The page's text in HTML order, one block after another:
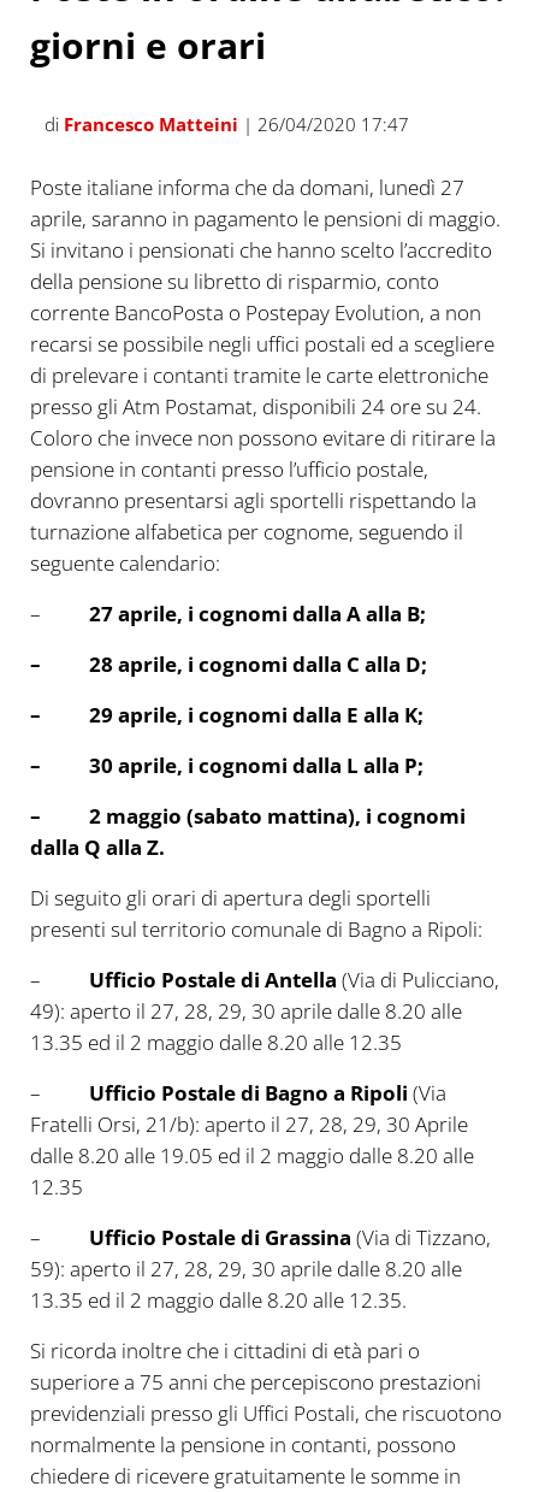
giorni e orari
di Francesco Matteini | 26/04/2020 17:47
Poste italiane informa che da domani, lunedì 27
aprile, saranno in pagamento le pensioni di maggio.
Si invitano i pensionati che hanno scelto l’accredito
della pensione su libretto di risparmio, conto
corrente BancoPosta o Postepay Evolution, a non
recarsi se possibile negli uffici postali ed a scegliere
di prelevare i contanti tramite le carte elettroniche
presso gli Atm Postamat, disponibili 24 ore su 24.
Coloro che invece non possono evitare di ritirare la
pensione in contanti presso l’ufficio postale,
dovranno presentarsi agli sportelli rispettando la
turnazione alfabetica per cognome, seguendo il
seguente calendario:
– 27 aprile, i cognomi dalla A alla B;
– 28 aprile, i cognomi dalla C alla D;
– 29 aprile, i cognomi dalla E alla K;
– 30 aprile, i cognomi dalla L alla P;
– 2 maggio (sabato mattina), i cognomi
dalla Q alla Z.
Di seguito gli orari di apertura degli sportelli
presenti sul territorio comunale di Bagno a Ripoli:
– Ufficio Postale di Antella (Via di Pulicciano,
49): aperto il 27, 28, 29, 30 aprile dalle 8.20 alle
13.35 ed il 2 maggio dalle 8.20 alle 12.35
– Ufficio Postale di Bagno a Ripoli (Via
Fratelli Orsi, 21/b): aperto il 27, 28, 29, 30 Aprile
dalle 8.20 alle 19.05 ed il 2 maggio dalle 8.20 alle
12.35
– Ufficio Postale di Grassina (Via di Tizzano,
59): aperto il 27, 28, 29, 30 aprile dalle 8.20 alle
13.35 ed il 2 maggio dalle 8.20 alle 12.35.
Si ricorda inoltre che i cittadini di età pari o
superiore a 75 anni che percepiscono prestazioni
previdenziali presso gli Uffici Postali, che riscuotono
normalmente la pensione in contanti, possono
chiedere di ricevere gratuitamente le somme in